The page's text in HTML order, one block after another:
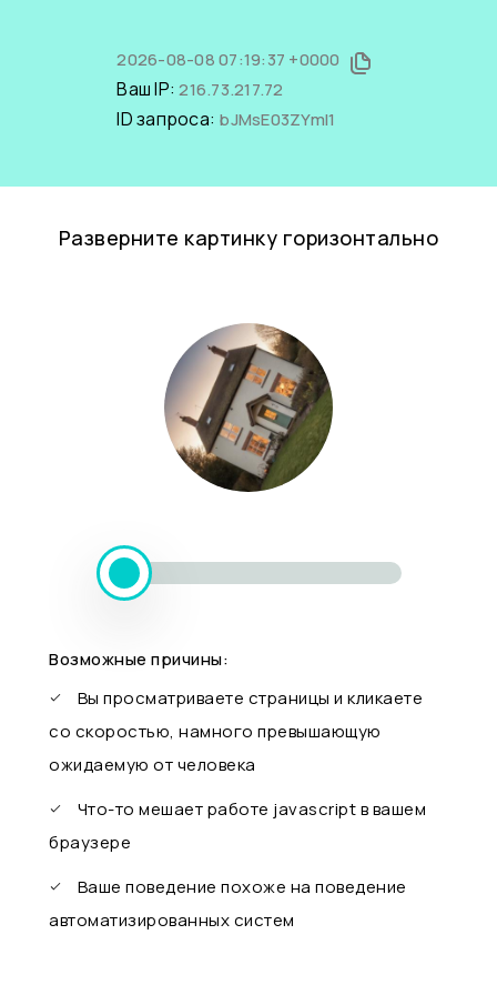
2026-08-08 07:19:37 +0000
Ваш IP:216.73.217.72
ID запроса: bJMsE03ZYmI1
Разверните картинку горизонтально
Возможные причины:
Вы просматриваете страницы и кликаете
со скоростью, намного превышающую
ожидаемую от человека
Что-то мешает работе javascript в вашем
браузере
Ваше поведение похоже на поведение
автоматизированных систем